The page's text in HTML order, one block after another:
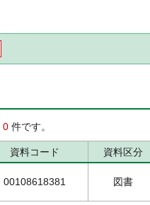
0 件です。
資料コード 資料区分
00108618381 図書